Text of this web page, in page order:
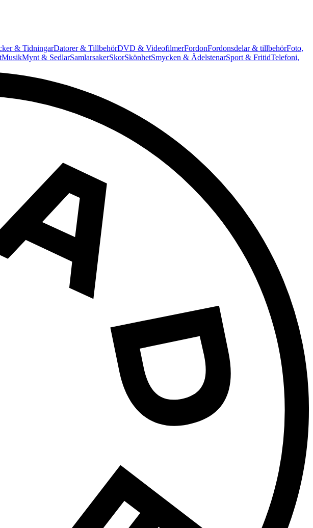
& TidningarDatorer & TillbehörDVD & VideofilmerFordonFordonsdelar & tillbehörFoto,
MusikMynt & SedlarSamlarsakerSkorSkönhetSmycken & ÄdelstenarSport & FritidTelefoni,